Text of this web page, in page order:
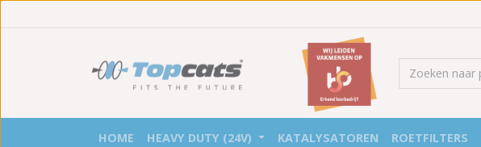
HOME HEAVY DUTY (24V) KATALYSATOREN ROETFILTERS